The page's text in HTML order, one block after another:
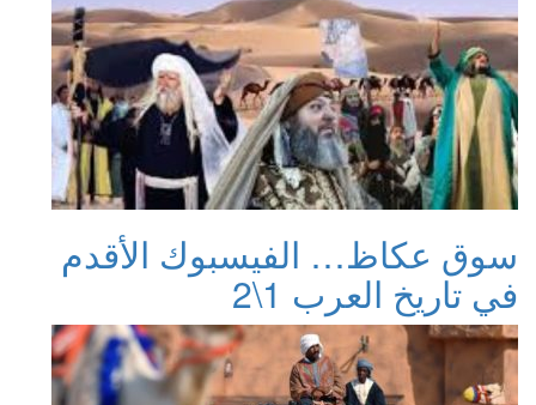
سوق عكاظ… الفيسبوك الأقدم
في تاريخ العرب 1\2